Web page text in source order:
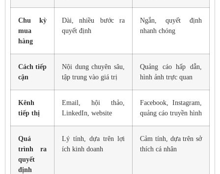
Chu kỳ
mua
hàng
Dài, nhiều bước ra
quyết định
Ngắn, quyết định
nhanh chóng
Cách tiếp
cận
Nội dung chuyên sâu,
tập trung vào giá trị
Quảng cáo hấp dẫn,
hình ảnh trực quan
Kênh
tiếp thị
Email, hội thảo,
LinkedIn, website
Facebook, Instagram,
quảng cáo truyền hình
Quá
trình ra
quyết
định
Lý tính, dựa trên lợi
ích kinh doanh
Cảm tính, dựa trên sở
thích cá nhân